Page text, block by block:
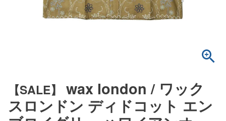
【SALE】
wax london / ワック
スロンドン ディドコット エン